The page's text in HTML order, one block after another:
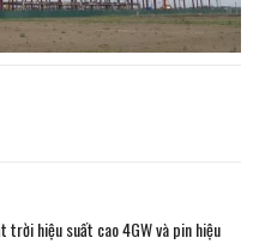
trời hiệu suất cao 4GW và pin hiệu